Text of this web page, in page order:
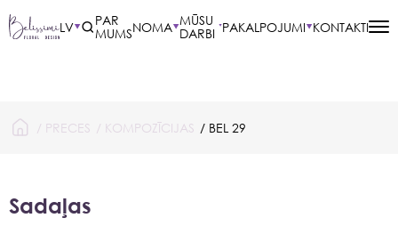
LV
PAR
MUMSNOMA MŪSU
DARBI PAKALPOJUMI KONTAKTI
/ PRECES / KOMPOZĪCIJAS / BEL 29
Sadaļas